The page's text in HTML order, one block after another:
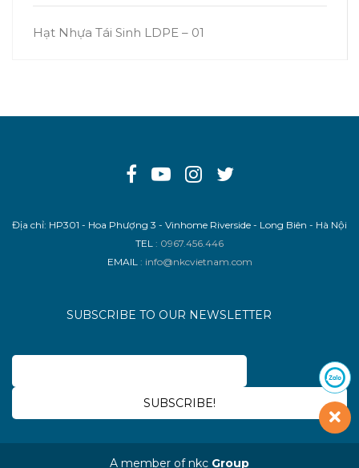
Hạt Nhựa Tái Sinh LDPE – 01
Địa chỉ: HP301 - Hoa Phượng 3 - Vinhome Riverside - Long Biên - Hà Nội
TEL : 0967.456.446
EMAIL : info@nkcvietnam.com
SUBSCRIBE TO OUR NEWSLETTER
A member of nkc Group